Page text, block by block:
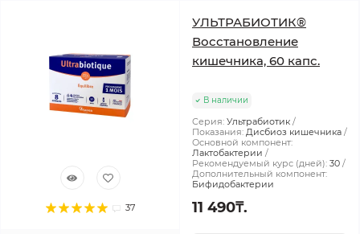
37
УЛЬТРАБИОТИК®
Восстановление
кишечника, 60 капс.
В наличии
Серия: Ультрабиотик
Показания: Дисбиоз кишечника
Основной компонент:
Лактобактерии
Рекомендуемый курс (дней): 30
Дополнительный компонент:
Бифидобактерии
11 490₸.